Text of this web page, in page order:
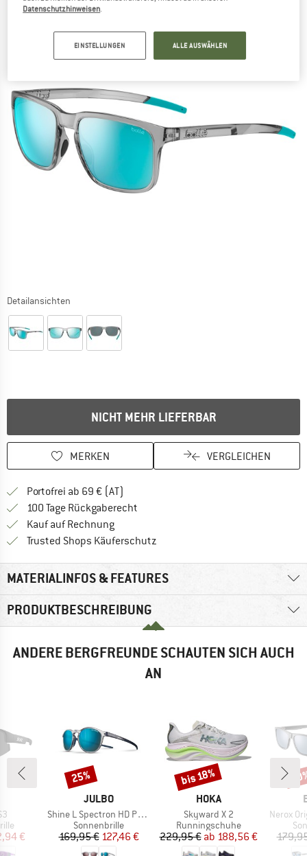
Detailansichten
NICHT MEHR LIEFERBAR
MERKEN VERGLEICHEN
Portofrei ab 69 € (AT)
100 Tage Rückgaberecht
Kauf auf RechnungFinde die Zahlungs-Infos hier! Öffnet
Trusted Shops Käuferschutz
MATERIALINFOS & FEATURES
PRODUKTBESCHREIBUNG
ANDERE BERGFREUNDE SCHAUTEN SICH AUCH
AN
Preis
€
MARKE
JULBO
Artikel
Shine L Spectron HD Polarized S3 (VLT 12%)
Produktgruppe
Sonnenbrille
Preis
169,95 €reduzierter Preis
127,46 €
Rabatt
25%
MARKE
HOKA
Artikel
Skyward X 2
Produktgruppe
Runningschuhe
Preis
229,95 € reduzierter Preis
ab 188,56 €
Rabatt
bis 18%
Artikel
Nerox
Datenschutzhinweisen.
EINSTELLUNGEN ALLE AUSWÄHLEN